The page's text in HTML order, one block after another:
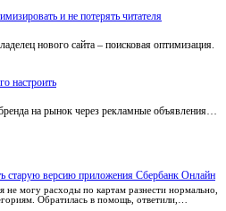
обвинения
факты
и не потерять читателя
нового сайта – поисковая оптимизация.
настроить
на рынок через рекламные объявления…
старую версию приложения Сбербанк Онлайн
не могу расходы по картам разнести нормально,
Обратилась в помощь, ответили,…